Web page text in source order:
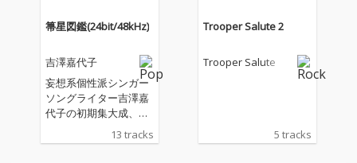
箒星図鑑(24bit/48kHz)
吉澤嘉代子
妄想系個性派シンガー
ソングライター吉澤嘉
代子の初期集大成、待
望の1stフルアルバム完
成!! これまでのリード
13 tracks
Trooper Salute 2
Trooper Salute
5 tracks